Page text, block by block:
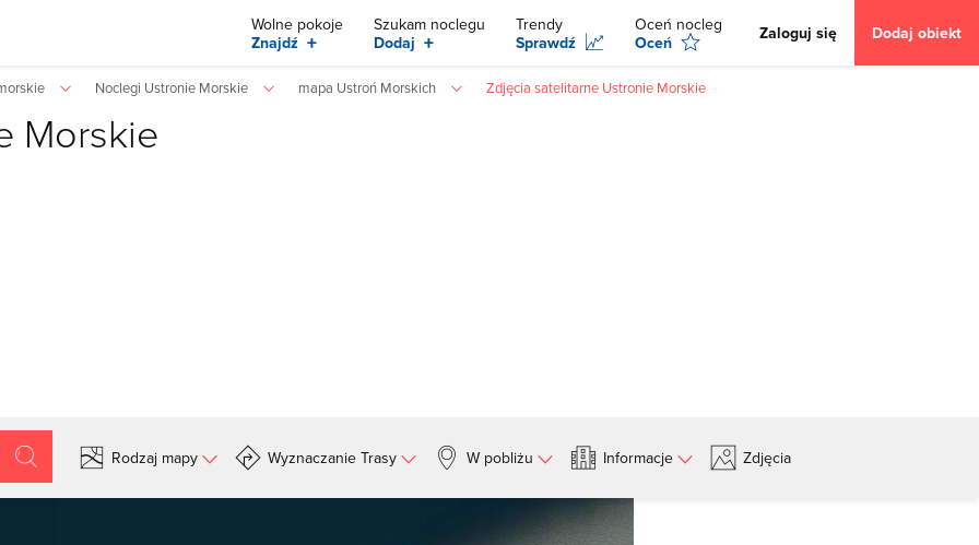
Wolne pokoje
Znajdź +
Szukam noclegu
Dodaj +
Trendy
Sprawdź
Oceń nocleg
Oceń
Zaloguj się Dodaj obiekt
Noclegi Ustronie Morskie mapa Ustroń Morskich Zdjęcia satelitarne Ustronie Morskie
Morskie
Szukaj
Rodzaj mapy Wyznaczanie Trasy W pobliżu Informacje Zdjęcia